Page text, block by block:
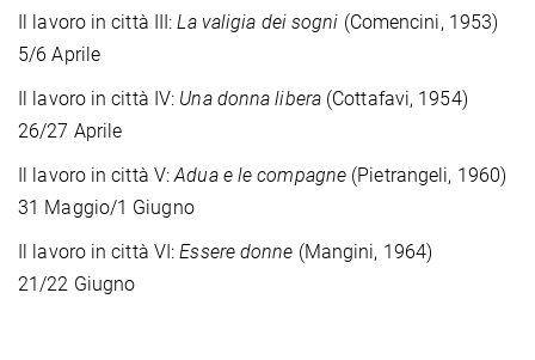
Il lavoro in città III: La valigia dei sogni (Comencini, 1953)
5/6 Aprile
Il lavoro in città IV: Una donna libera(Cottafavi, 1954)
26/27 Aprile
Il lavoro in città V:Adua e le compagne (Pietrangeli, 1960)
31 Maggio/1 Giugno
Il lavoro in città VI: Essere donne (Mangini, 1964)
21/22 Giugno